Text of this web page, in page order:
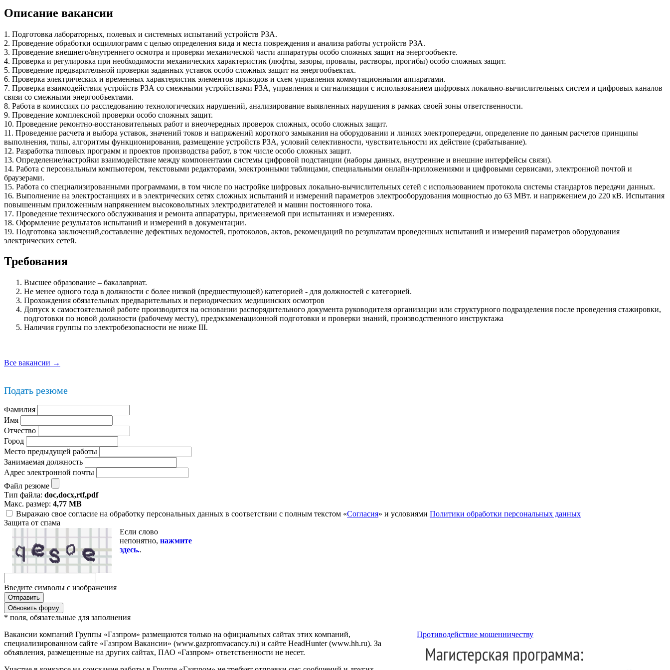
Описание вакансии
1. Подготовка лабораторных, полевых и системных испытаний устройств РЗА.
2. Проведение обработки осциллограмм с целью определения вида и места повреждения и анализа работы устройств РЗА.
3. Проведение внешнего/внутреннего осмотра и проверки механической части аппаратуры особо сложных защит на энергообъекте.
4. Проверка и регулировка при необходимости механических характеристик (люфты, зазоры, провалы, растворы, прогибы) особо сложных защит.
5. Проведение предварительной проверки заданных уставок особо сложных защит на энергообъектах.
6. Проверка электрических и временных характеристик элементов приводов и схем управления коммутационными аппаратами.
7. Проверка взаимодействия устройств РЗА со смежными устройствами РЗА, управления и сигнализации с использованием цифровых локально-вычислительных систем и цифровых каналов
связи со смежными энергообъектами.
8. Работа в комиссиях по расследованию технологических нарушений, анализирование выявленных нарушения в рамках своей зоны ответственности.
9. Проведение комплексной проверки особо сложных защит.
10. Проведение ремонтно-восстановительных работ и внеочередных проверок сложных, особо сложных защит.
11. Проведение расчета и выбора уставок, значений токов и напряжений короткого замыкания на оборудовании и линиях электропередачи, определение по данным расчетов принципы
выполнения, типы, алгоритмы функционирования, размещение устройств РЗА, условий селективности, чувствительности их действие (срабатывание).
12. Разработка типовых программ и проектов производства работ, в том числе особо сложных защит.
13. Определение/настройки взаимодействие между компонентами системы цифровой подстанции (наборы данных, внутренние и внешние интерфейсы связи).
14. Работа с персональным компьютером, текстовыми редакторами, электронными таблицами, специальными онлайн-приложениями и цифровыми сервисами, электронной почтой и
браузерами.
15. Работа со специализированными программами, в том числе по настройке цифровых локально-вычислительных сетей с использованием протокола системы стандартов передачи данных.
16. Выполнение на электростанциях и в электрических сетях сложных испытаний и измерений параметров электрооборудования мощностью до 63 МВт. и напряжением до 220 кВ. Испытания
повышенным приложенным напряжением высоковольтных электродвигателей и машин постоянного тока.
17. Проведение технического обслуживания и ремонта аппаратуры, применяемой при испытаниях и измерениях.
18. Оформление результатов испытаний и измерений в документации.
19. Подготовка заключений,составление дефектных ведомостей, протоколов, актов, рекомендаций по результатам проведенных испытаний и измерений параметров оборудования
электрических сетей.
Требования
Высшее образование – бакалавриат.
Не менее одного года в должности с более низкой (предшествующей) категорией - для должностей с категорией.
Прохождения обязательных предварительных и периодических медицинских осмотров
Допуск к самостоятельной работе производится на основании распорядительного документа руководителя организации или структурного подразделения после проведения стажировки,
подготовки по новой должности (рабочему месту), предэкзаменационной подготовки и проверки знаний, производственного инструктажа
Наличия группы по электробезопасности не ниже III.
Все вакансии →
Подать резюме
Фамилия
Имя
Отчество
Город
Место предыдущей работы
Занимаемая должность
Адрес электронной почты
Файл резюме
Тип файла: doc,docx,rtf,pdf
Макс. размер: 4,77 MB
Выражаю свое согласие на обработку персональных данных в соответствии с полным текстом «Согласия» и условиями Политики обработки персональных данных
Защита от спама
Если слово
непонятно, нажмите
здесь..
Введите символы с изображения
Обновить форму
* поля, обязательные для заполнения
Противодействие мошенничеству
Вакансии компаний Группы «Газпром» размещаются только на официальных сайтах этих компаний,
специализированном сайте «Газпром Вакансии» (www.gazpromvacancy.ru) и сайте HeadHunter (www.hh.ru). За
объявления, размещенные на других сайтах, ПАО «Газпром» ответственности не несет.